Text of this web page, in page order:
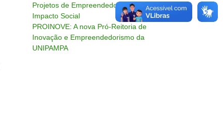
Projetos de Empreendedorismo de
Impacto Social
PROINOVE: A nova Pró-Reitoria de
Inovação e Empreendedorismo da
UNIPAMPA